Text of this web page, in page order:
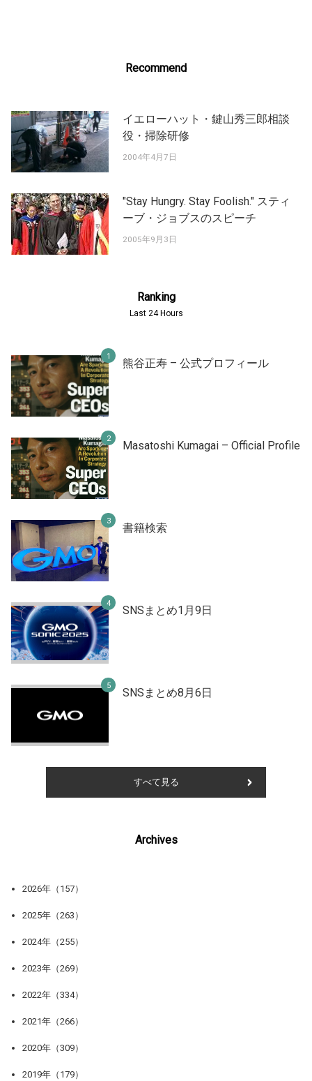
Recommend
イエローハット・鍵山秀三郎相談
役・掃除研修
2004年4月7日
"Stay Hungry. Stay Foolish." スティ
ーブ・ジョブスのスピーチ
2005年9月3日
Ranking
Last 24 Hours
熊谷正寿 – 公式プロフィール
Masatoshi Kumagai – Official Profile
書籍検索
SNSまとめ1月9日
SNSまとめ8月6日
すべて見る
Archives
2026年（157）
2025年（263）
2024年（255）
2023年（269）
2022年（334）
2021年（266）
2020年（309）
2019年（179）